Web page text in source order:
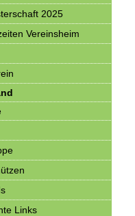
2025
Vereinsheim
Links